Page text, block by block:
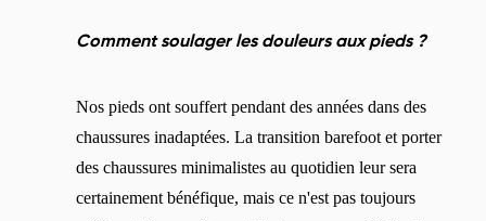
Modifier
Comment soulager les douleurs aux pieds ?
Nos pieds ont souffert pendant des années dans des
chaussures inadaptées. La transition barefoot et porter
des chaussures minimalistes au quotidien leur sera
certainement bénéfique, mais ce n'est pas toujours